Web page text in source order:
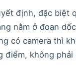
định, đặc biệt
nằm ở đoạn
có camera thì
điểm, không